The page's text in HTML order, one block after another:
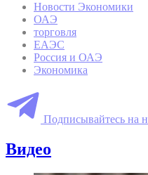
Новости Экономики
ОАЭ
торговля
ЕАЭС
Россия и ОАЭ
Экономика
Подписывайтесь на
Видео